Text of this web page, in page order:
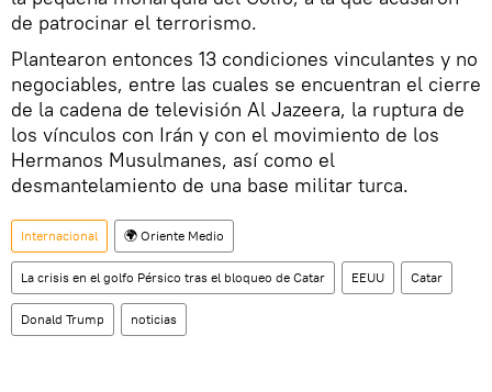
de patrocinar el terrorismo.
Plantearon entonces 13 condiciones vinculantes y no
negociables, entre las cuales se encuentran el cierre
de la cadena de televisión Al Jazeera, la ruptura de
los vínculos con Irán y con el movimiento de los
Hermanos Musulmanes, así como el
desmantelamiento de una base militar turca.
Internacional 🌍 Oriente Medio
La crisis en el golfo Pérsico tras el bloqueo de Catar EEUU Catar
Donald Trump noticias